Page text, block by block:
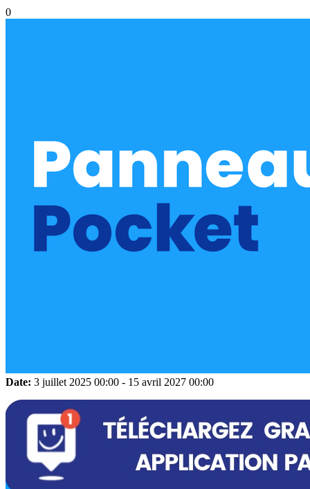
0
Date: 3 juillet 2025 00:00 - 15 avril 2027 00:00